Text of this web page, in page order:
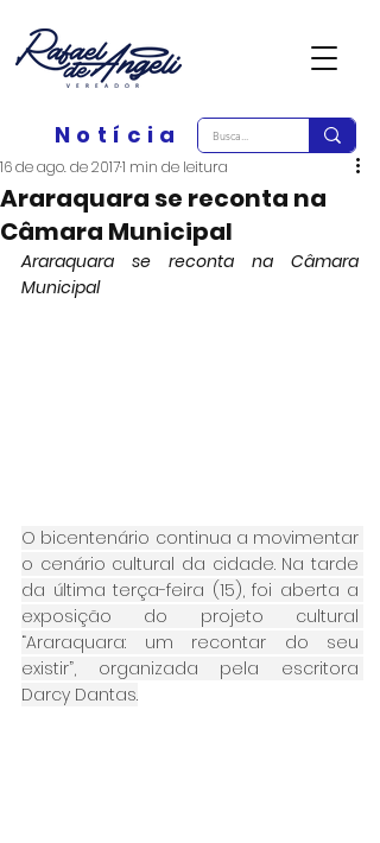
Notícia
Araraquara se reconta na
Câmara Municipal
16 de ago. de 20171 min de leitura
Araraquara se reconta na Câmara
Municipal
O bicentenário continua a movimentar
o cenário cultural da cidade. Na tarde
da última terça-feira (15), foi aberta a
exposição do projeto cultural
“Araraquara: um recontar do seu
existir”, organizada pela escritora
Darcy Dantas.